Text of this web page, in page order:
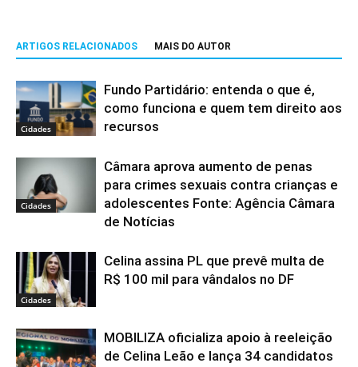
ARTIGOS RELACIONADOS MAIS DO AUTOR
Cidades
Fundo Partidário: entenda o que é,
como funciona e quem tem direito aos
recursos
Cidades
Câmara aprova aumento de penas
para crimes sexuais contra crianças e
adolescentes Fonte: Agência Câmara
de Notícias
Cidades
Celina assina PL que prevê multa de
R$ 100 mil para vândalos no DF
MOBILIZA oficializa apoio à reeleição
de Celina Leão e lança 34 candidatos